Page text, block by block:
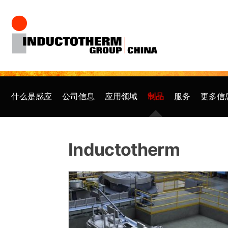
容
什么是感应 公司信息 应用领域 制品 服务 更多信
Inductotherm